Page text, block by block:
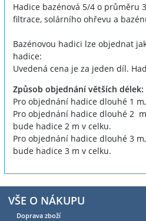
Hadice bazénová 5/4 o průměru
filtrace, solárního ohřevu a
Bazénovou hadici lze objednat
hadice:
Uvedená cena je za jeden díl.
Způsob objednání větších délek:
Pro objednání hadice dlouhé 1
Pro objednání hadice dlouhé 2
bude hadice 2 m v celku.
Pro objednání hadice dlouhé 3
bude hadice 3 m v celku.
VŠE O NÁKUPU
Doprava zboží